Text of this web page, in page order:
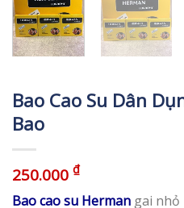
Bao Cao Su Dân
Bao
250.000 ₫
Bao cao su Herman gai nhỏ